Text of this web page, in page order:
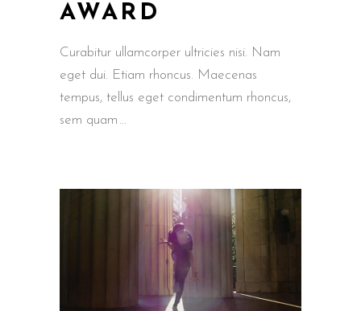
AWARD
Curabitur ullamcorper ultricies nisi. Nam
eget dui. Etiam rhoncus. Maecenas
tempus, tellus eget condimentum rhoncus,
sem quam